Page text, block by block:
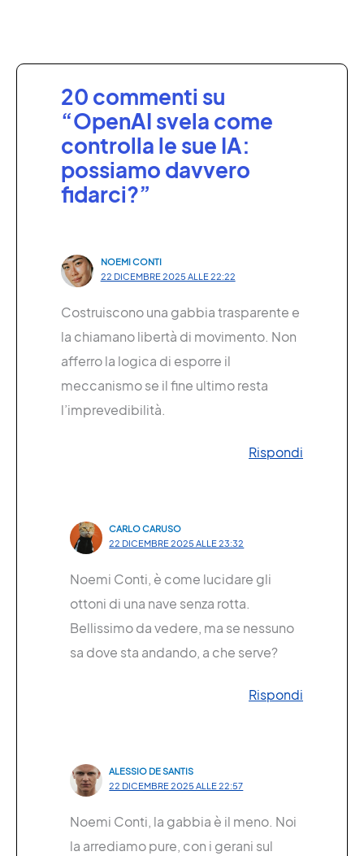
20 commenti su
“OpenAI svela come
controlla le sue IA:
possiamo davvero
fidarci?”
NOEMI CONTI
22 DICEMBRE 2025 ALLE 22:22
Costruiscono una gabbia trasparente e
la chiamano libertà di movimento. Non
afferro la logica di esporre il
meccanismo se il fine ultimo resta
l’imprevedibilità.
Rispondi
CARLO CARUSO
22 DICEMBRE 2025 ALLE 23:32
Noemi Conti, è come lucidare gli
ottoni di una nave senza rotta.
Bellissimo da vedere, ma se nessuno
sa dove sta andando, a che serve?
Rispondi
ALESSIO DE SANTIS
22 DICEMBRE 2025 ALLE 22:57
Noemi Conti, la gabbia è il meno. Noi
la arrediamo pure, con i gerani sul